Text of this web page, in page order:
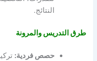
النتائج.
طرق التدريس والمرونة
حصص فردية: